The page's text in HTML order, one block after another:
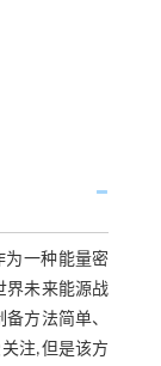
一种能量密
界未来能源战
方法简单、
注,但是该方